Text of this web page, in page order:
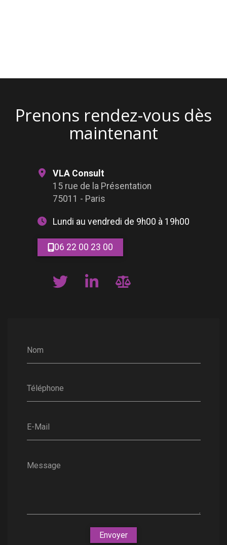
Prenons rendez-vous dès
maintenant
Nom
Téléphone
E-Mail
Message
Envoyer
VLA Consult
15 rue de la Présentation
75011 - Paris
Lundi au vendredi de 9h00 à 19h00
06 22 00 23 00